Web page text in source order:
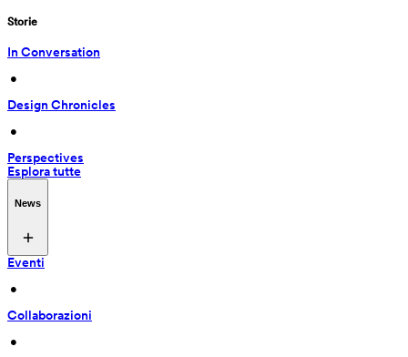
Storie
In Conversation
•
Design Chronicles
•
Perspectives
Esplora tutte
News
Eventi
•
Collaborazioni
•